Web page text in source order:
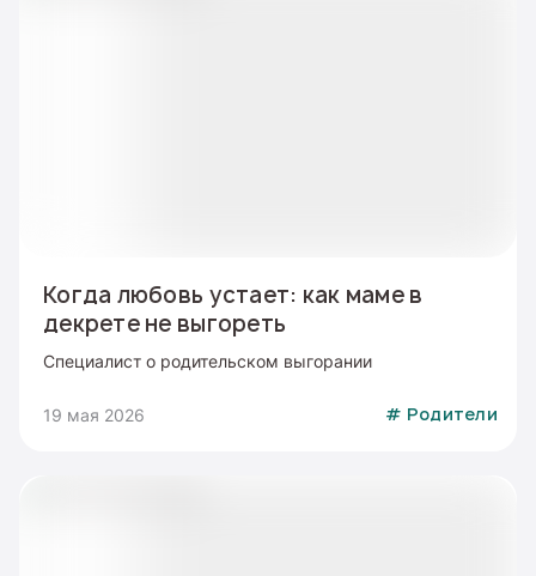
Когда любовь устает: как маме в
декрете не выгореть
Специалист о родительском выгорании
19 мая 2026 # Родители